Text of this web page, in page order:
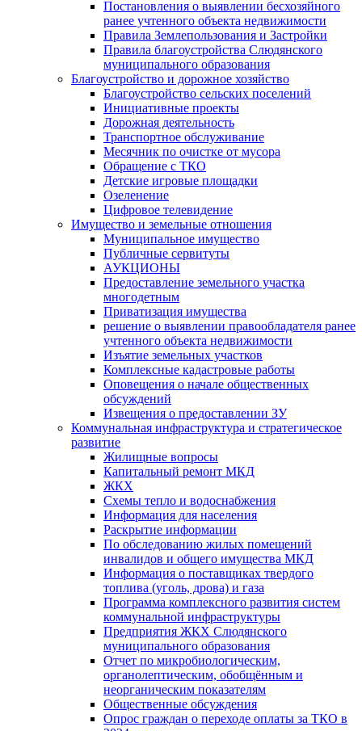
Постановления о выявлении бесхозяйного
ранее учтенного объекта недвижимости
Правила Землепользования и Застройки
Правила благоустройства Слюдянского
муниципального образования
Благоустройство и дорожное хозяйство
Благоустройство сельских поселений
Инициативные проекты
Дорожная деятельность
Транспортное обслуживание
Месячник по очистке от мусора
Обращение с ТКО
Детские игровые площадки
Озеленение
Цифровое телевидение
Имущество и земельные отношения
Муниципальное имущество
Публичные сервитуты
АУКЦИОНЫ
Предоставление земельного участка
многодетным
Приватизация имущества
решение о выявлении правообладателя ранее
учтенного объекта недвижимости
Изъятие земельных участков
Комплексные кадастровые работы
Оповещения о начале общественных
обсуждений
Извещения о предоставлении ЗУ
Коммунальная инфраструктура и стратегическое
развитие
Жилищные вопросы
Капитальный ремонт МКД
ЖКХ
Схемы тепло и водоснабжения
Информация для населения
Раскрытие информации
По обследованию жилых помещений
инвалидов и общего имущества МКД
Информация о поставщиках твердого
топлива (уголь, дрова) и газа
Программа комплексного развития систем
коммунальной инфраструктуры
Предприятия ЖКХ Слюдянского
муниципального образования
Отчет по микробиологическим,
органолептическим, обобщённым и
неорганическим показателям
Общественные обсуждения
Опрос граждан о переходе оплаты за ТКО в